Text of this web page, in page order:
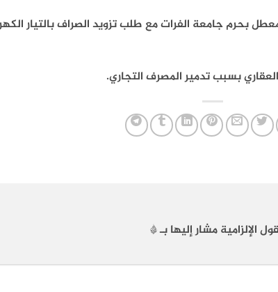
بحرم جامعة الفرات مع طلب تزويد الصراف بالتيار
بسبب تدمير المصرف التجاري.
الإلزامية مشار إليها بـ*